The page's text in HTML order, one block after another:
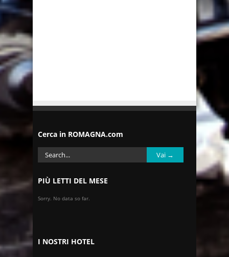
Cerca in ROMAGNA.com
PIÙ LETTI DEL MESE
Sorry. No data so far.
I NOSTRI HOTEL